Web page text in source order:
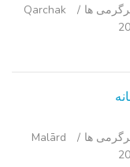
‌ها
Qarchak
‌ها
Malārd